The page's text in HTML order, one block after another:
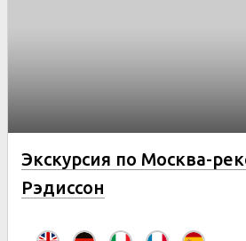
Экскурсия по Москва-
Рэдиссон